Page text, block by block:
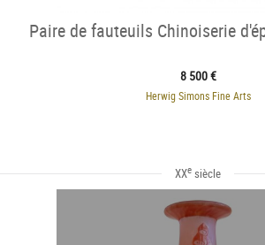
Paire de fauteuils Chinoiserie
8 500 €
Herwig Simons Fine Arts
XXe siècle